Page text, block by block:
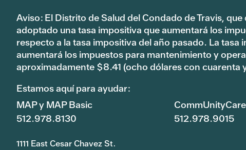
Aviso: El Distrito de Salud del Condado de Travis,
adoptado una tasa impositiva que aumentará los
respecto a la tasa impositiva del año pasado. La
aumentará los impuestos para mantenimiento y
aproximadamente $8.41 (ocho dólares con cuarenta
Estamos aquí para ayudar:
MAP y MAP Basic
512.978.8130
CommUnityCare
512.978.9015
1111 East Cesar Chavez St.